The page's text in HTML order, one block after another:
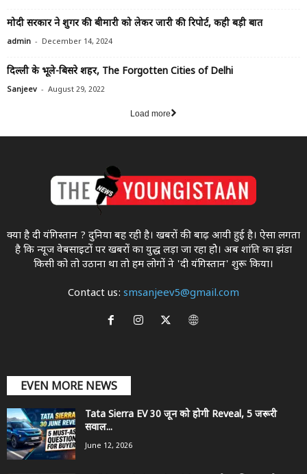
मोदी सरकार ने शुगर की बीमारी को लेकर जारी की रिपोर्ट, कही बड़ी बात
admin - December 14, 2024
दिल्ली के भूले-बिसरे शहर, The Forgotten Cities of Delhi
Sanjeev - August 29, 2022
Load more
क्या है दी यंगिस्तान ? दुनिया बह रही है। खबरों की बाढ़ आयी हुई है। ऐसा लगता
है कि न्यूज वेबसाइटों पर खबरों का युद्ध लड़ा जा रहा होे। अब शांति का झंडा
किसी को तो उठाना था ताे हम लोगों ने 'दी यंगिस्तान' शुरू किया।
Contact us: smsanjeev5@gmail.com
EVEN MORE NEWS
Tata Sierra EV 30 जून को होगी Reveal, 5 जरूरी
सवाल...
June 12, 2026